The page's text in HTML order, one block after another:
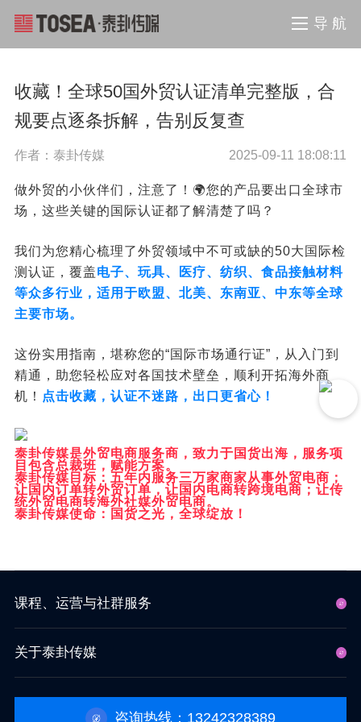
导 航
收藏！全球50国外贸认证清单完整版，合
规要点逐条拆解，告别反复查
作者：泰卦传媒 2025-09-11 18:08:11
做外贸的小伙伴们，注意了！🌍您的产品要出口全球市
场，这些关键的国际认证都了解清楚了吗？
我们为您精心梳理了外贸领域中不可或缺的50大国际检
测认证，覆盖电子、玩具、医疗、纺织、食品接触材料
等众多行业，适用于欧盟、北美、东南亚、中东等全球
主要市场。
这份实用指南，堪称您的“国际市场通行证”，从入门到
精通，助您轻松应对各国技术壁垒，顺利开拓海外商
机！ 点击收藏，认证不迷路，出口更省心！
泰卦传媒是外贸电商服务商，致力于国货出海，服务项
目包含总裁班，赋能方案。
泰卦传媒目标：五年内服务三万家商家从事外贸电商；
让国内订单转外贸订单，让国内电商转跨境电商；让传
统外贸电商转海外社媒外贸电商。
泰卦传媒使命：国货之光，全球绽放！
课程、运营与社群服务
关于泰卦传媒
咨询热线：13242328389